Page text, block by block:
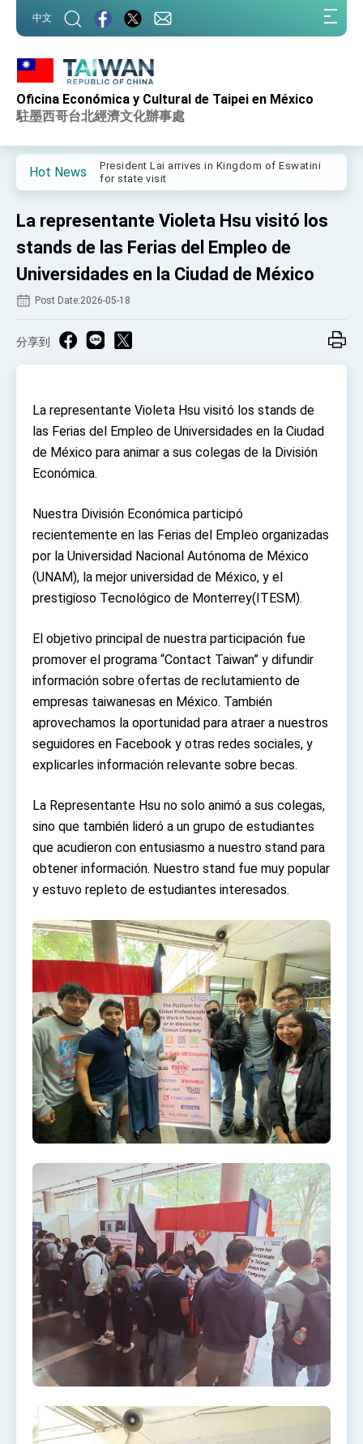
中文
Oficina Económica y Cultural de Taipei en México
駐墨西哥台北經濟文化辦事處
Hot News
Important Remarks of the Ministry of Foreign
Affairs
advancing Taiwan-US exchanges and
cooperation
President Lai arrives in Kingdom of Eswatini
for state visit
Taiwan’s economic growth is a priority for
President Lai
President Lai’s remarks for Lunar New Year
President Lai interviewed by AFP
Taiwan- US Economic Prosperity Partnership
Dialogue
Senator Ruben Gallego
MOFA, MODA team up to promote integrated
diplomacy
EY details tariff negotiations with U.S.
MOFA poll shows widespread support for
government diplomacy approach
President Lai delivers 2026 New Year’s
Presidential Office thanks US President
Trump for signing Taiwan Assurance
Address
Presidential Inauguration Speech
Important Remarks of the Ministry of Foreign
Affairs
Taiwan government to open office in Arizona,
advancing Taiwan-US exchanges and
La representante Violeta Hsu visitó los
stands de las Ferias del Empleo de
Universidades en la Ciudad de México
Post Date:2026-05-18
分享到
La representante Violeta Hsu visitó los stands de
las Ferias del Empleo de Universidades en la Ciudad
de México para animar a sus colegas de la División
Económica.
Nuestra División Económica participó
recientemente en las Ferias del Empleo organizadas
por la Universidad Nacional Autónoma de México
(UNAM), la mejor universidad de México, y el
prestigioso Tecnológico de Monterrey(ITESM).
El objetivo principal de nuestra participación fue
promover el programa “Contact Taiwan” y difundir
información sobre ofertas de reclutamiento de
empresas taiwanesas en México. También
aprovechamos la oportunidad para atraer a nuestros
seguidores en Facebook y otras redes sociales, y
explicarles información relevante sobre becas.
La Representante Hsu no solo animó a sus colegas,
sino que también lideró a un grupo de estudiantes
que acudieron con entusiasmo a nuestro stand para
obtener información. Nuestro stand fue muy popular
y estuvo repleto de estudiantes interesados.